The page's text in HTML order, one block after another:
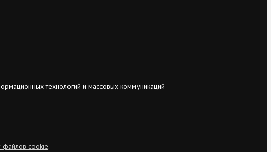
технологий и массовых коммуникаций
файлов cookie.